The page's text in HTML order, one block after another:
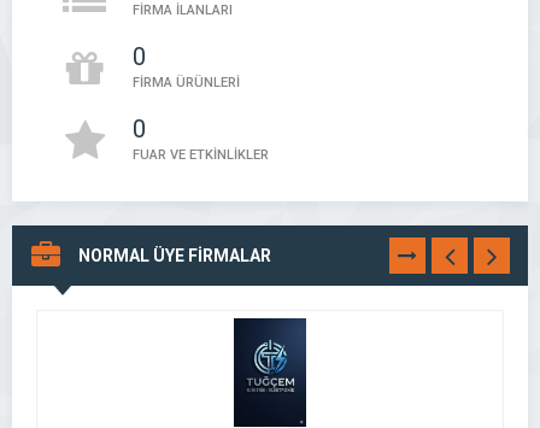
FİRMA İLANLARI
0
FİRMA ÜRÜNLERİ
0
FUAR VE ETKİNLİKLER
NORMAL ÜYE FİRMALAR TÜMÜNÜ
GÖR